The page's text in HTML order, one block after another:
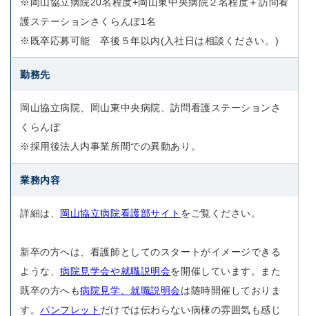
護ステーションさくらんぼ1名
※既卒応募可能 卒後５年以内(入社日は相談ください。)
勤務先
岡山協立病院、岡山東中央病院、訪問看護ステーションさ
くらんぼ
※採用後法人内事業所間での異動あり。
業務内容
詳細は、 岡山協立病院看護部サイト をご覧ください。
新卒の方へは、看護師としてのスタートがイメージできる
ような、病院見学会や就職説明会を開催しています。また
既卒の方へも病院見学、就職説明会は随時開催しておりま
す。パンフレット だけでは伝わらない病棟の雰囲気も感じ